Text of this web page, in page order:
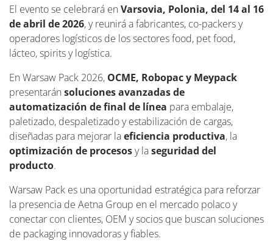
El evento se celebrará en Varsovia, Polonia, del 14 al 16
de abril de 2026, y reunirá a fabricantes, co-packers y
operadores logísticos de los sectores food, pet food,
lácteo, spirits y logística.
En Warsaw Pack 2026, OCME, Robopac y Meypack
presentarán soluciones avanzadas de
automatización de final de línea para embalaje,
paletizado, despaletizado y estabilización de cargas,
diseñadas para mejorar laeficiencia productiva, la
optimización de procesosy laseguridad del
producto.
Warsaw Pack es una oportunidad estratégica para reforzar
la presencia de Aetna Group en el mercado polaco y
conectar con clientes, OEM y socios que buscan soluciones
de packaging innovadoras y fiables.